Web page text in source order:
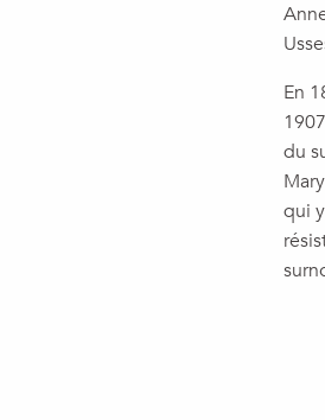
En
du
qui